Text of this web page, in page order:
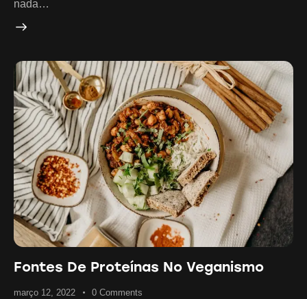
nada…
Fontes De Proteínas No Veganismo
março 12, 2022 0 Comments